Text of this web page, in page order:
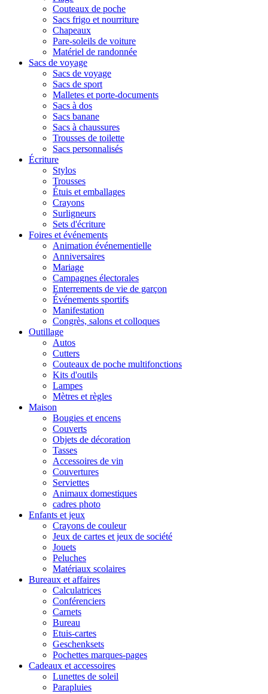
Couteaux de poche
Sacs frigo et nourriture
Chapeaux
Pare-soleils de voiture
Matériel de randonnée
Sacs de voyage
Sacs de voyage
Sacs de sport
Malletes et porte-documents
Sacs à dos
Sacs banane
Sacs à chaussures
Trousses de toilette
Sacs personnalisés
Écriture
Stylos
Trousses
Étuis et emballages
Crayons
Surligneurs
Sets d'écriture
Foires et événements
Animation événementielle
Anniversaires
Mariage
Campagnes électorales
Enterrements de vie de garçon
Événements sportifs
Manifestation
Congrès, salons et colloques
Outillage
Autos
Cutters
Couteaux de poche multifonctions
Kits d'outils
Lampes
Mètres et règles
Maison
Bougies et encens
Couverts
Objets de décoration
Tasses
Accessoires de vin
Couvertures
Serviettes
Animaux domestiques
cadres photo
Enfants et jeux
Crayons de couleur
Jeux de cartes et jeux de société
Jouets
Peluches
Matériaux scolaires
Bureaux et affaires
Calculatrices
Conférenciers
Carnets
Bureau
Etuis-cartes
Geschenksets
Pochettes marques-pages
Cadeaux et accessoires
Lunettes de soleil
Parapluies